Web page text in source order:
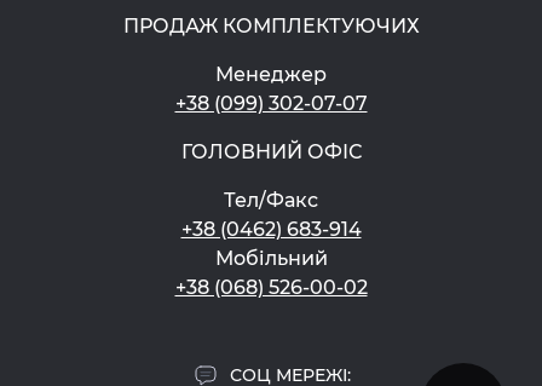
ПРОДАЖ КОМПЛЕКТУЮЧИХ
Менеджер
+38 (099) 302-07-07
ГОЛОВНИЙ ОФІС
Тел/Факс
+38 (0462) 683-914
Мобільний
+38 (068) 526-00-02
СОЦ МЕРЕЖІ: